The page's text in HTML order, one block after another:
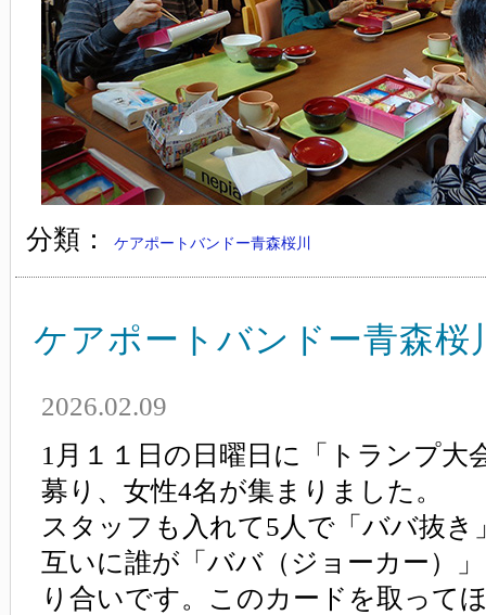
分類： ケアポートバンドー青森桜川
ケアポートバンドー青森桜
2026.02.09
1月１１日の日曜日に「トランプ大
募り、女性4名が集まりました。
スタッフも入れて5人で「ババ抜き
互いに誰が「ババ（ジョーカー）
り合いです。このカードを取って